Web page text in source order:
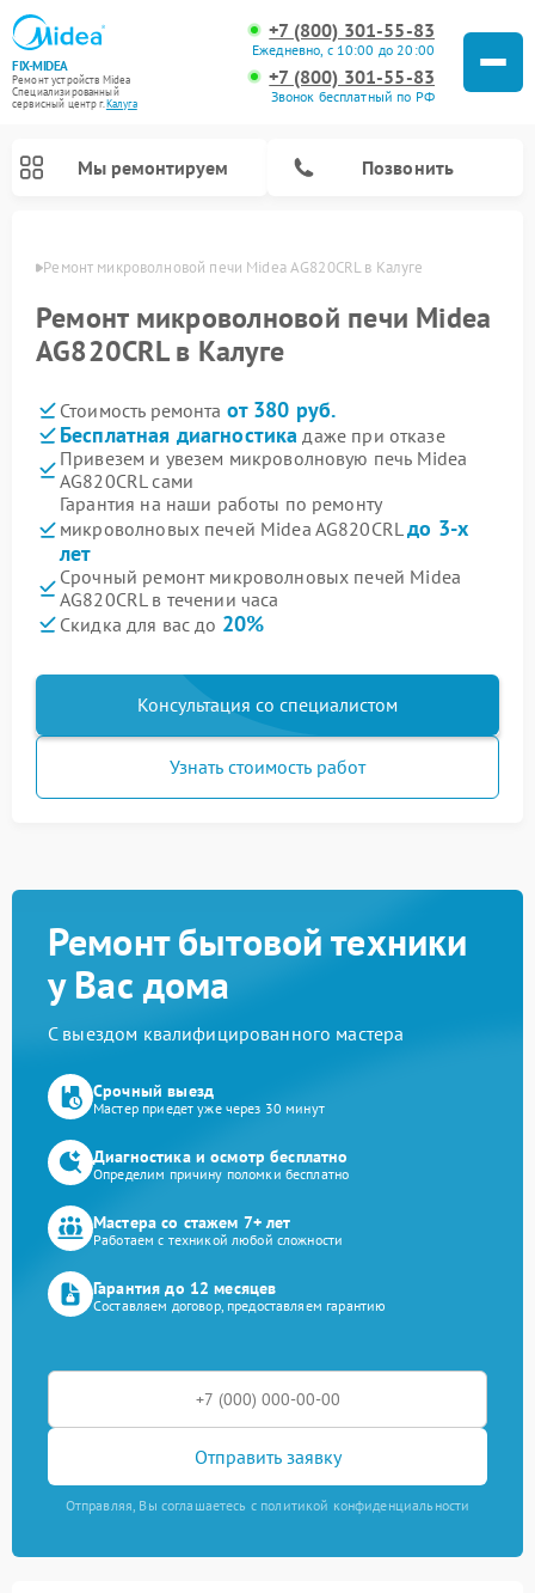
FIX-MIDEA
Ремонт устройств Midea
Специализированный
cервисный центр г.Калуга
+7 (800) 301-55-83
Ежедневно, с 10:00 до 20:00
+7 (800) 301-55-83
Звонок бесплатный по РФ
Мы ремонтируем Позвонить
Ремонт микроволновой печи Midea AG820CRL в Калуге
Ремонт микроволновой печи Midea
AG820CRL в Калуге
Стоимость ремонта от 380 руб.
Бесплатная диагностика даже при отказе
Привезем и увезем микроволновую печь Midea
AG820CRL сами
Гарантия на наши работы по ремонту
микроволновых печей Midea AG820CRLдо 3-х
лет
Срочный ремонт микроволновых печей Midea
AG820CRL в течении часа
Скидка для вас до 20%
Консультация со специалистом
Узнать стоимость работ
Ремонт бытовой техники
у Вас дома
С выездом квалифицированного мастера
Срочный выезд
Мастер приедет уже через 30 минут
Диагностика и осмотр бесплатно
Определим причину поломки бесплатно
Мастера со стажем 7+ лет
Работаем с техникой любой сложности
Гарантия до 12 месяцев
Составляем договор, предоставляем гарантию
Отправить заявку
Отправляя, Вы соглашаетесь с политикой конфиденциальности